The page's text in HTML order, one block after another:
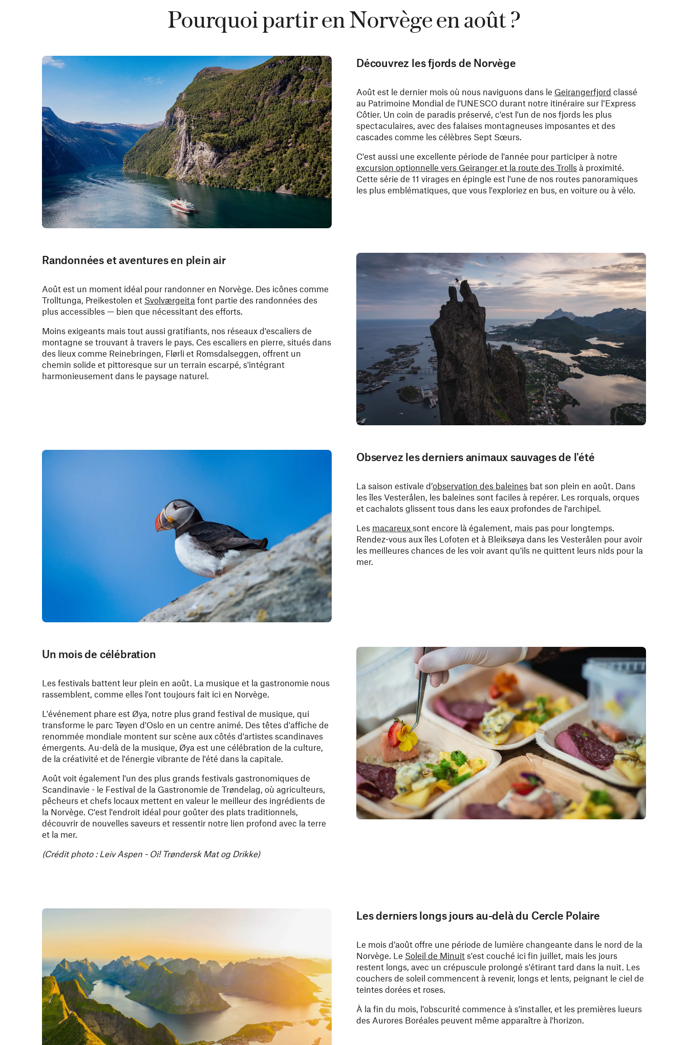
Pourquoi partir en Norvège en août ?
Découvrez les fjords de Norvège
Août est le dernier mois où nous naviguons dans le Geirangerfjord classé
au Patrimoine Mondial de l'UNESCO durant notre itinéraire sur l’Express
Côtier. Un coin de paradis préservé, c'est l'un de nos fjords les plus
spectaculaires, avec des falaises montagneuses imposantes et des
cascades comme les célèbres Sept Sœurs.
C'est aussi une excellente période de l'année pour participer à notre
excursion optionnelle vers Geiranger et la route des Trolls à proximité.
Cette série de 11 virages en épingle est l'une de nos routes panoramiques
les plus emblématiques, que vous l'exploriez en bus, en voiture ou à vélo.
Randonnées et aventures en plein air
Août est un moment idéal pour randonner en Norvège. Des icônes comme
Trolltunga, Preikestolen et Svolværgeita font partie des randonnées des
plus accessibles — bien que nécessitant des efforts.
Moins exigeants mais tout aussi gratifiants, nos réseaux d'escaliers de
montagne se trouvant à travers le pays. Ces escaliers en pierre, situés dans
des lieux comme Reinebringen, Flørli et Romsdalseggen, offrent un
chemin solide et pittoresque sur un terrain escarpé, s'intégrant
harmonieusement dans le paysage naturel.
Observez les derniers animaux sauvages de l'été
La saison estivale d’observation des baleines bat son plein en août. Dans
les îles Vesterålen, les baleines sont faciles à repérer. Les rorquals, orques
et cachalots glissent tous dans les eaux profondes de l'archipel.
Les macareux sont encore là également, mais pas pour longtemps.
Rendez-vous aux îles Lofoten et à Bleiksøya dans les Vesterålen pour avoir
les meilleures chances de les voir avant qu'ils ne quittent leurs nids pour la
mer.
Un mois de célébration
Les festivals battent leur plein en août. La musique et la gastronomie nous
rassemblent, comme elles l'ont toujours fait ici en Norvège.
L'événement phare est Øya, notre plus grand festival de musique, qui
transforme le parc Tøyen d'Oslo en un centre animé. Des têtes d'affiche de
renommée mondiale montent sur scène aux côtés d'artistes scandinaves
émergents. Au-delà de la musique, Øya est une célébration de la culture,
de la créativité et de l'énergie vibrante de l'été dans la capitale.
Août voit également l'un des plus grands festivals gastronomiques de
Scandinavie - le Festival de la Gastronomie de Trøndelag, où agriculteurs,
pêcheurs et chefs locaux mettent en valeur le meilleur des ingrédients de
la Norvège. C'est l'endroit idéal pour goûter des plats traditionnels,
découvrir de nouvelles saveurs et ressentir notre lien profond avec la terre
et la mer.
(Crédit photo : Leiv Aspen - Oi! Trøndersk Mat og Drikke)
Les derniers longs jours au-delà du Cercle Polaire
Le mois d’août offre une période de lumière changeante dans le nord de la
Norvège. Le Soleil de Minuit s'est couché ici fin juillet, mais les jours
restent longs, avec un crépuscule prolongé s'étirant tard dans la nuit. Les
couchers de soleil commencent à revenir, longs et lents, peignant le ciel de
teintes dorées et roses.
À la fin du mois, l'obscurité commence à s'installer, et les premières lueurs
des Aurores Boréales peuvent même apparaître à l'horizon.